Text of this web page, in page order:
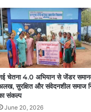
चेतना 4.0 अभियान से जेंडर
सुरक्षित और संवेदनशील समाज
संकल्प
June 20, 2026